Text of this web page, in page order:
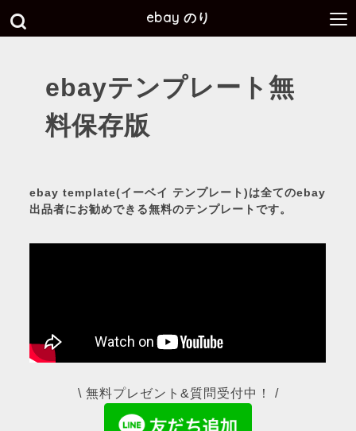
ebay のり
ebayテンプレート無
料保存版
ebay template(イーベイ テンプレート)は全てのebay
出品者にお勧めできる無料のテンプレートです。
\ 無料プレゼント&質問受付中！ /